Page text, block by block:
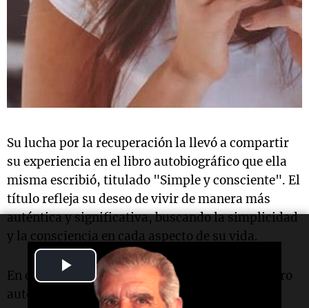
Play
Video
Su lucha por la recuperación la llevó a compartir
su experiencia en el libro autobiográfico que ella
misma escribió, titulado "Simple y consciente". El
título refleja su deseo de vivir de manera más
auténtica y significativa, buscando la simplicidad
y la consciencia en cada aspecto de su vida.
En diciembre de 2022, Silvina Luna lanzó su libro
autobiográfico "Simple y consciente: un viaje